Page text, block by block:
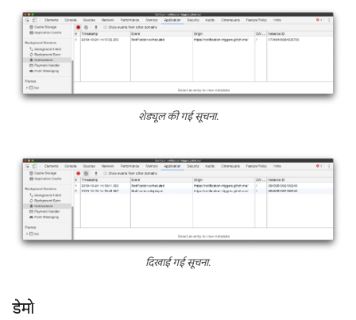
शेड्यूल की गई सूचना.
दिखाई गई सूचना.
डेमो